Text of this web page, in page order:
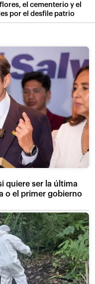
el cementerio y el
por el desfile patrio
quiere ser la última
o el primer gobierno